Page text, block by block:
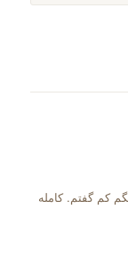
کم گفتم. کامله